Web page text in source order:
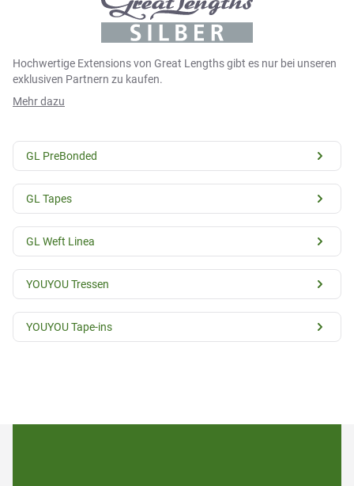
Hochwertige Extensions von Great Lengths gibt es nur bei unseren
exklusiven Partnern zu kaufen.
Mehr dazu
GL PreBonded
GL Tapes
GL Weft Linea
YOUYOU Tressen
YOUYOU Tape-ins